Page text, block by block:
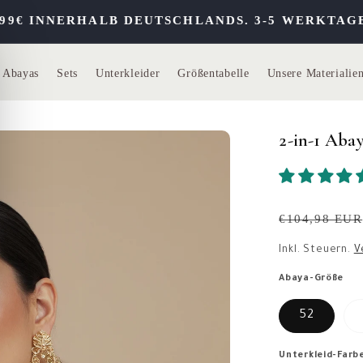
DEUTSCHLANDS. 3-5 WERKTAGE
Abayas Sets Unterkleider Größentabelle Unsere Materialien
2-in-1
Normaler
Preis
€104,98 EUR
Inkl. Steuern.
52